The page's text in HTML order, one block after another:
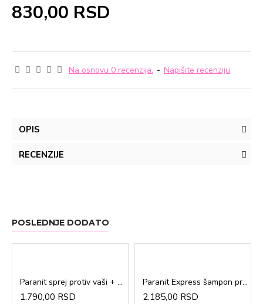
Na osnovu 0 recenzija. - Napišite recenziju
830,00 RSD
OPIS
RECENZIJE
POSLEDNJE DODATO
Paranit sprej protiv vaši + češalj 100ml
1.790,00 RSD
Paranit Express šampon protiv vaši + češalj 200ml
2.185,00 RSD